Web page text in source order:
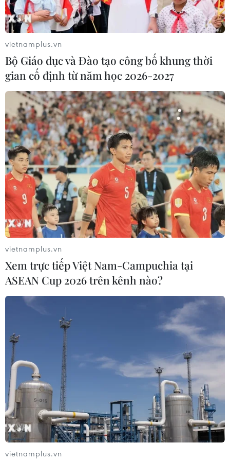
Italy phạt Google hơn 100 triệu USD vì lạm
dụng vị thế trên thị trường
13/05/2021 09:02
Italy cho biết phát hiện Google - sở hữu hệ điều hành
Android và cửa hàng ứng dụng Google Play vốn đang
chiếm lĩnh thị trường Italy - chặn một ứng dụng Enel X
dành cho người dùng xe điện.
Pháp phạt tập đoàn công nghệ Google hơn
200 triệu USD
07/06/2021 10:43
vietnamplus.vn
Bộ Giáo dục và Đào tạo công bố khung thời
gian cố định từ năm học 2026-2027
vietnamplus.vn
Xem trực tiếp Việt Nam-Campuchia tại
ASEAN Cup 2026 trên kênh nào?
vietnamplus.vn